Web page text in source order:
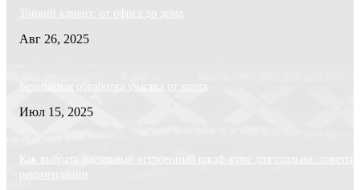
Тонкий клиент: от офиса до дома
Авг 26, 2025
Безопасная обработка участка от крота
Июл 15, 2025
Как выбрать идеальный встроенный шкаф-купе для спальни: советы
рекомендации